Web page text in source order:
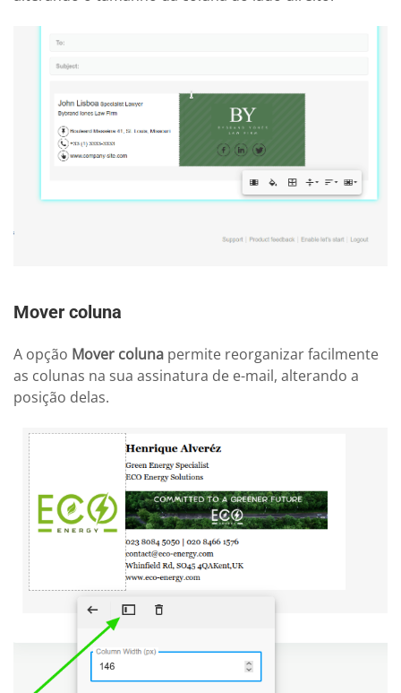
Mover coluna
A opção Mover coluna permite reorganizar facilmente
as colunas na sua assinatura de e-mail, alterando a
posição delas.